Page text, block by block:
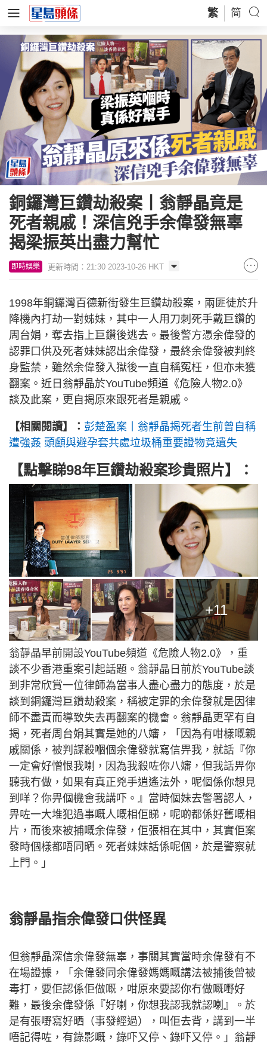
繁 简
銅鑼灣巨鑽劫殺案丨翁靜晶竟是
死者親戚！深信兇手余偉發無辜
揭梁振英出盡力幫忙
即時娛樂 更新時間：21:30 2023-10-26 HKT
1998年銅鑼灣百德新街發生巨鑽劫殺案，兩匪徒於升
降機內打劫一對姊妹，其中一人用刀刺死手戴巨鑽的
周台娟，奪去指上巨鑽後逃去。最後警方憑余偉發的
認罪口供及死者妹妹認出余偉發，最終余偉發被判終
身監禁，雖然余偉發入獄後一直自稱冤枉，但亦未獲
翻案。近日翁靜晶於YouTube頻道《危險人物2.0》
談及此案，更自揭原來跟死者是親戚。
【相關閱讀】： 彭楚盈案丨翁靜晶揭死者生前曾自稱
遭強姦 頭顱與避孕套共處垃圾桶重要證物竟遺失
【點擊睇98年巨鑽劫殺案珍貴照片】：
+11
翁靜晶早前開設YouTube頻道《危險人物2.0》，重
談不少香港重案引起話題。翁靜晶日前於YouTube談
到非常欣賞一位律師為當事人盡心盡力的態度，於是
談到銅鑼灣巨鑽劫殺案，稱被定罪的余偉發就是因律
師不盡責而導致失去再翻案的機會。翁靜晶更罕有自
揭，死者周台娟其實是她的八嬸，「因為有咁樣嘅親
戚關係，被判謀殺嗰個余偉發就寫信畀我，就話『你
一定會好憎恨我喇，因為我殺咗你八嬸，但我話畀你
聽我冇做，如果有真正兇手逍遙法外，呢個係你想見
到咩？你畀個機會我講吓。』當時個妹去警署認人，
畀咗一大堆犯過事嘅人嘅相佢睇，呢啲都係好舊嘅相
片，而後來被捕嘅余偉發，佢張相在其中，其實佢案
發時個樣都唔同晒。死者妹妹話係呢個，於是警察就
上門。」
翁靜晶指余偉發口供怪異
但翁靜晶深信余偉發無辜，事關其實當時余偉發有不
在場證據，「余偉發同余偉發媽媽嘅講法被捕後曾被
毒打，要佢認係佢做嘅，咁原來要認你冇做嘅嘢好
難，最後余偉發係『好喇，你想我認我就認喇』。於
是有張嘢寫好晒（事發經過），叫佢去背，講到一半
唔記得咗，有錄影嘅，錄吓又停、錄吓又停。」翁靜